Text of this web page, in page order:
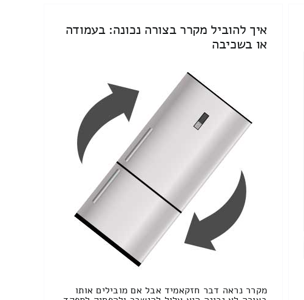
איך להוביל מקרר בצורה נכונה: בעמודה
או בשכיבה
מקרר נראה דבר חזקאמיד אבל אם מובילים אותו